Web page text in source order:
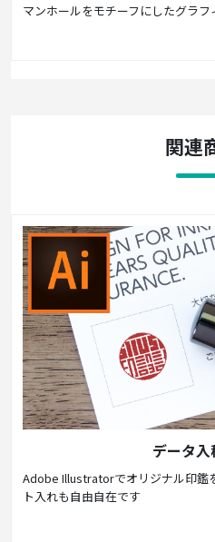
マンホールをモチーフにしたグラ
関連
データ
Adobe Illustratorでオリジナル印鑑
ト入れも自由自在です